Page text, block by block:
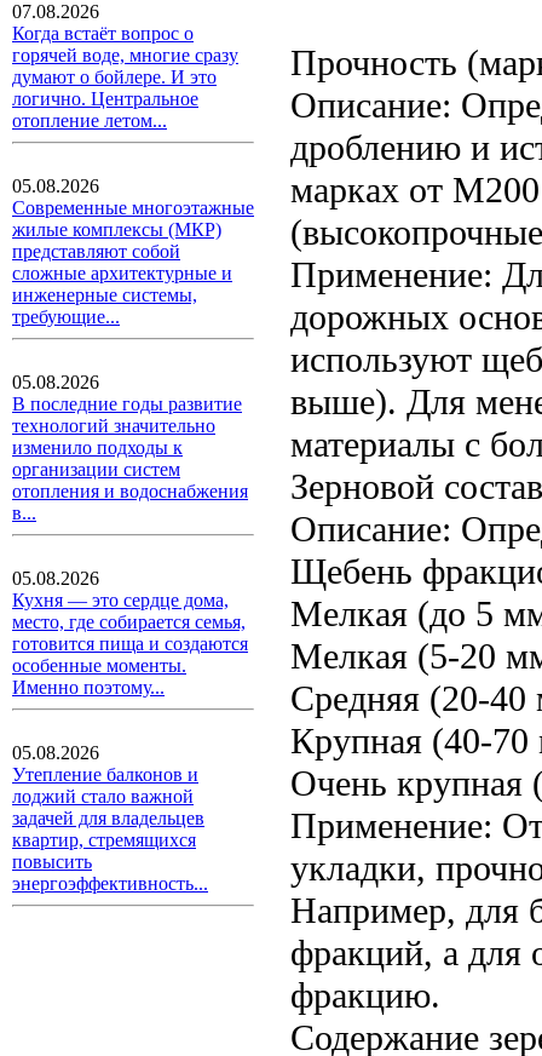
07.08.2026
Когда встаёт вопрос о
горячей воде, многие сразу
думают о бойлере. И это
логично. Центральное
отопление летом...
05.08.2026
Современные многоэтажные
жилые комплексы (МКР)
представляют собой
сложные архитектурные и
инженерные системы,
требующие...
05.08.2026
В последние годы развитие
технологий значительно
изменило подходы к
организации систем
отопления и водоснабжения
в...
05.08.2026
Кухня — это сердце дома,
место, где собирается семья,
готовится пища и создаются
особенные моменты.
Именно поэтому...
05.08.2026
Утепление балконов и
лоджий стало важной
задачей для владельцев
квартир, стремящихся
повысить
энергоэффективность...
Прочность
Описание:
дроблению и
марках от
Применение:
дорожных
используют
выше). Для
материалы с
Зерновой
Описание:
Щебень
Мелкая (до 5
Мелкая (5-20
Средняя (20-40
Крупная (40-
Очень крупная
Применение:
укладки,
Например, для
фракций, а для
фракцию.
Содержание